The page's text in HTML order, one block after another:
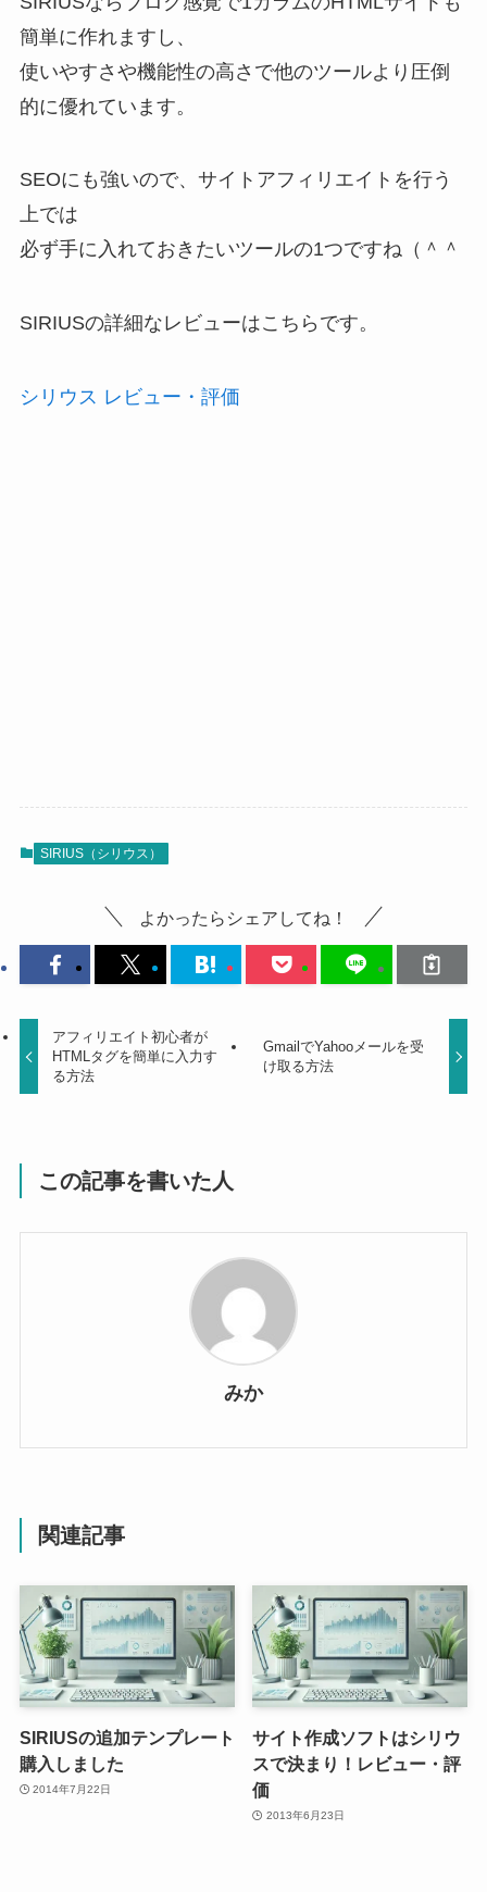
簡単に作れますし、
使いやすさや機能性の高さで他のツールより圧倒
的に優れています。
SEOにも強いので、サイトアフィリエイトを行う
上では
必ず手に入れておきたいツールの1つですね（＾＾
SIRIUSの詳細なレビューはこちらです。
シリウス レビュー・評価
SIRIUS（シリウス）
よかったらシェアしてね！
アフィリエイト初心者が
HTMLタグを簡単に入力す
る方法
GmailでYahooメールを受
け取る方法
この記事を書いた人
みか
関連記事
SIRIUSの追加テンプレート
購入しました
2014年7月22日
サイト作成ソフトはシリウ
スで決まり！レビュー・評
価
2013年6月23日